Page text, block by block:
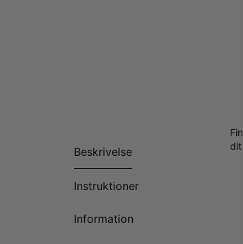
Beskrivelse
Instruktioner
Information